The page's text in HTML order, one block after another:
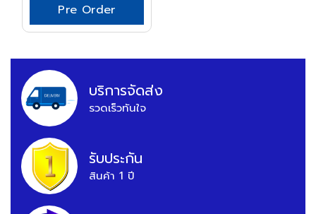
Pre Order
บริการจัดส่ง
รวดเร็วทันใจ
รับประกัน
สินค้า 1 ปี